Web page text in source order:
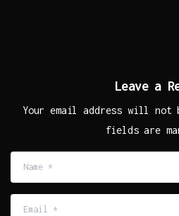
Leave a
Your email address will not
fields are
*